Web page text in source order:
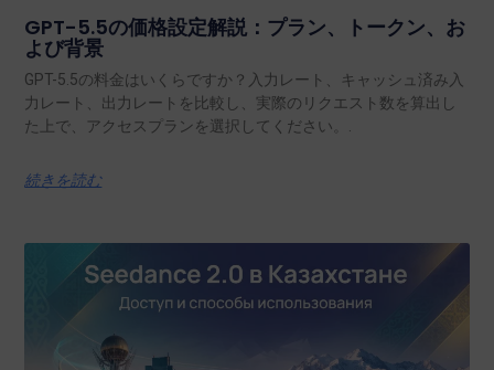
GPT-5.5の価格設定解説：プラン、トークン、お
よび背景
GPT-5.5の料金はいくらですか？入力レート、キャッシュ済み入
力レート、出力レートを比較し、実際のリクエスト数を算出し
た上で、アクセスプランを選択してください。.
続きを読む